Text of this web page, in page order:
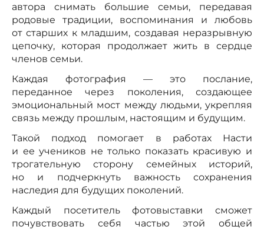
автора снимать большие семьи, передавая
родовые традиции, воспоминания и любовь
от старших к младшим, создавая неразрывную
цепочку, которая продолжает жить в сердце
членов семьи.
Каждая фотография — это послание,
переданное через поколения, создающее
эмоциональный мост между людьми, укрепляя
связь между прошлым, настоящим и будущим.
Такой подход помогает в работах Насти
и ее учеников не только показать красивую и
трогательную сторону семейных историй,
но и подчеркнуть важность сохранения
наследия для будущих поколений.
Каждый посетитель фотовыставки сможет
почувствовать себя частью этой общей